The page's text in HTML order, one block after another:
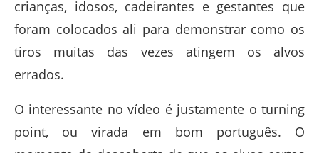
crianças, idosos, cadeirantes e gestantes que
foram colocados ali para demonstrar como os
tiros muitas das vezes atingem os alvos
errados.
O interessante no vídeo é justamente o turning
point, ou virada em bom português. O